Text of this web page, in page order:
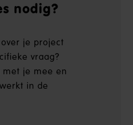
nodig?
je project
vraag?
met je mee en
in de